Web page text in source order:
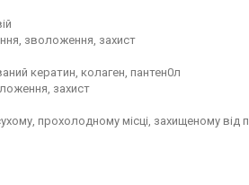
зволоження, захист
кератин, колаген, пантен0л
захист
прохолодному місці, захищеному від